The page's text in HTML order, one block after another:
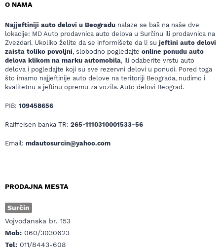
O NAMA
Najjeftiniji auto delovi u Beogradu nalaze se baš na naše dve
lokacije: MD Auto prodavnica auto delova u Surčinu ili prodavnica na
Zvezdari. Ukoliko želite da se informišete da li su jeftini auto delovi
zaista toliko povoljni, slobodno pogledajte online ponudu auto
delova klikom na marku automobila, ili odaberite vrstu auto
delova i pogledajte koji su sve rezervni delovi u ponudi. Pored toga
što imamo najjeftinije auto delove na teritoriji Beograda, nudimo i
kvalitetnu a jeftinu opremu za vozila. Auto delovi Beograd.
PIB: 109458656
Raiffeisen banka TR: 265-1110310001533-56
Email: mdautosurcin@yahoo.com
PRODAJNA MESTA
Surčin
Vojvođanska br. 153
Mob: 060/3030623
Tel: 011/8443-608